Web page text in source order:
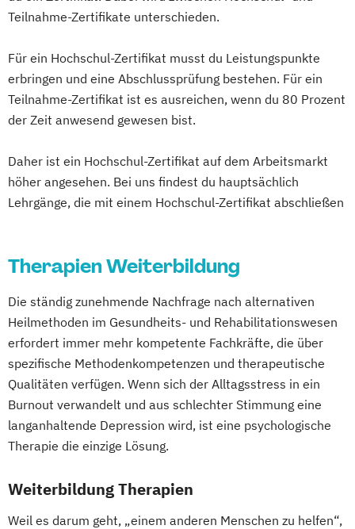
Life Coach Ausbildung Online
Mentaltrainer Ausbildung
Nordic Walking Trainer Ausbildung
Pilates Trainer Ausbildung Reha Trainer
Seniorentrainer Ausbildung
Wirbelsäulengymnastik Trainer Ausbildung
Yoga Trainer Ausbildung
Teilnahme-Zertifikate unterschieden.
Für ein Hochschul-Zertifikat musst du Leistungspunkte
erbringen und eine Abschlussprüfung bestehen. Für ein
Teilnahme-Zertifikat ist es ausreichen, wenn du 80 Prozent
der Zeit anwesend gewesen bist.
Daher ist ein Hochschul-Zertifikat auf dem Arbeitsmarkt
höher angesehen. Bei uns findest du hauptsächlich
Lehrgänge, die mit einem Hochschul-Zertifikat abschließen
Therapien Weiterbildung
Die ständig zunehmende Nachfrage nach alternativen
Heilmethoden im Gesundheits- und Rehabilitationswesen
erfordert immer mehr kompetente Fachkräfte, die über
spezifische Methodenkompetenzen und therapeutische
Qualitäten verfügen. Wenn sich der Alltagsstress in ein
Burnout verwandelt und aus schlechter Stimmung eine
langanhaltende Depression wird, ist eine psychologische
Therapie die einzige Lösung.
Weiterbildung Therapien
Weil es darum geht, „einem anderen Menschen zu helfen“,